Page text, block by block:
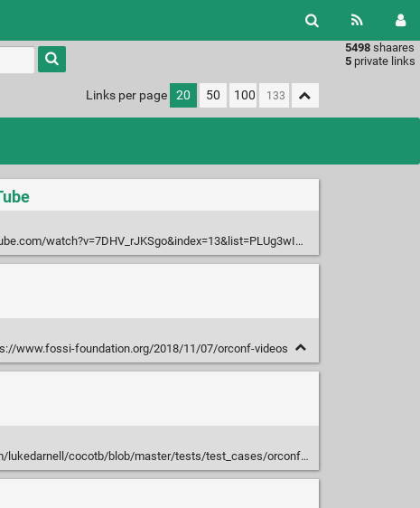
5498 shaares
5 private links
Type 1 or
more
characters
results.
Links per page 20 50 100
www.fossi-foundation.org/2018/11/07/orconf-videos
cocotb/blob/master/tests/test_cases/orconf2018/cocotb_orconf2018.pdf